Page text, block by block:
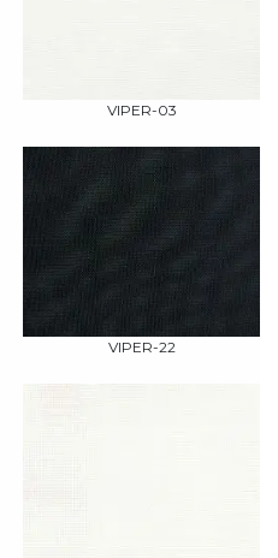
VIPER-03
VIPER-22